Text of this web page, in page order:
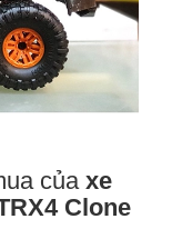
của xe
Clone